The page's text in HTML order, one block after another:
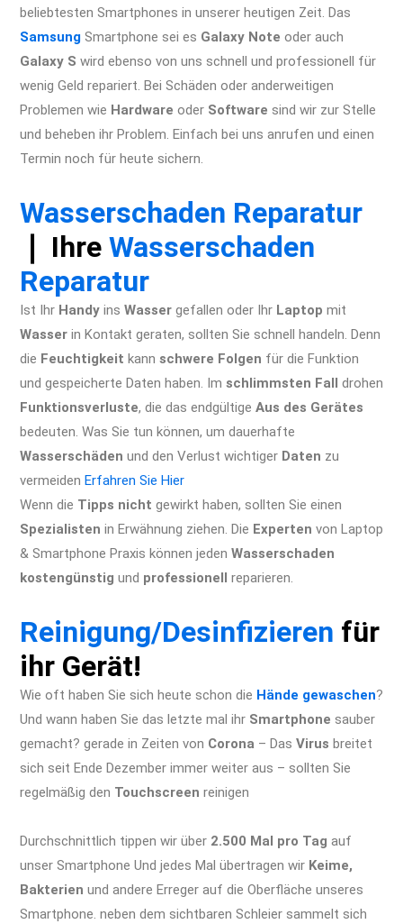
beliebtesten Smartphones in unserer heutigen Zeit. Das
Samsung Smartphone sei es Galaxy Note oder auch
Galaxy S wird ebenso von uns schnell und professionell für
wenig Geld repariert. Bei Schäden oder anderweitigen
Problemen wie Hardware oder Software sind wir zur Stelle
und beheben ihr Problem. Einfach bei uns anrufen und einen
Termin noch für heute sichern.
Wasserschaden Reparatur
❘ Ihre Wasserschaden
Reparatur
Ist Ihr Handy ins Wasser gefallen oder Ihr Laptop mit
Wasser in Kontakt geraten, sollten Sie schnell handeln. Denn
die Feuchtigkeit kann schwere Folgen für die Funktion
und gespeicherte Daten haben. Im schlimmsten Fall drohen
Funktionsverluste, die das endgültige Aus des Gerätes
bedeuten. Was Sie tun können, um dauerhafte
Wasserschäden und den Verlust wichtiger Daten zu
vermeiden Erfahren Sie Hier
Wenn die Tipps nicht gewirkt haben, sollten Sie einen
Spezialisten in Erwähnung ziehen. Die Experten von Laptop
& Smartphone Praxis können jeden Wasserschaden
kostengünstig und professionell reparieren.
Reinigung/Desinfizieren für
ihr Gerät!
Wie oft haben Sie sich heute schon die Hände gewaschen?
Und wann haben Sie das letzte mal ihr Smartphone sauber
gemacht? gerade in Zeiten von Corona – Das Virus breitet
sich seit Ende Dezember immer weiter aus – sollten Sie
regelmäßig den Touchscreen reinigen
Durchschnittlich tippen wir über 2.500 Mal pro Tag auf
unser Smartphone Und jedes Mal übertragen wir Keime,
Bakterien und andere Erreger auf die Oberfläche unseres
Smartphone. neben dem sichtbaren Schleier sammelt sich